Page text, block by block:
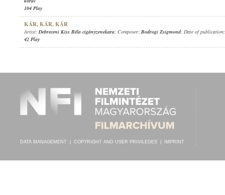
104 Play
KÁR, KÁR, KÁR
Artist:Debreceni Kiss Béla cigányzenekara; Composer: Bodrogi Zsigmond; Date of
42 Play
DATA MANAGEMENT COPYRIGHT AND USER PRIVILEGES IMPRINT